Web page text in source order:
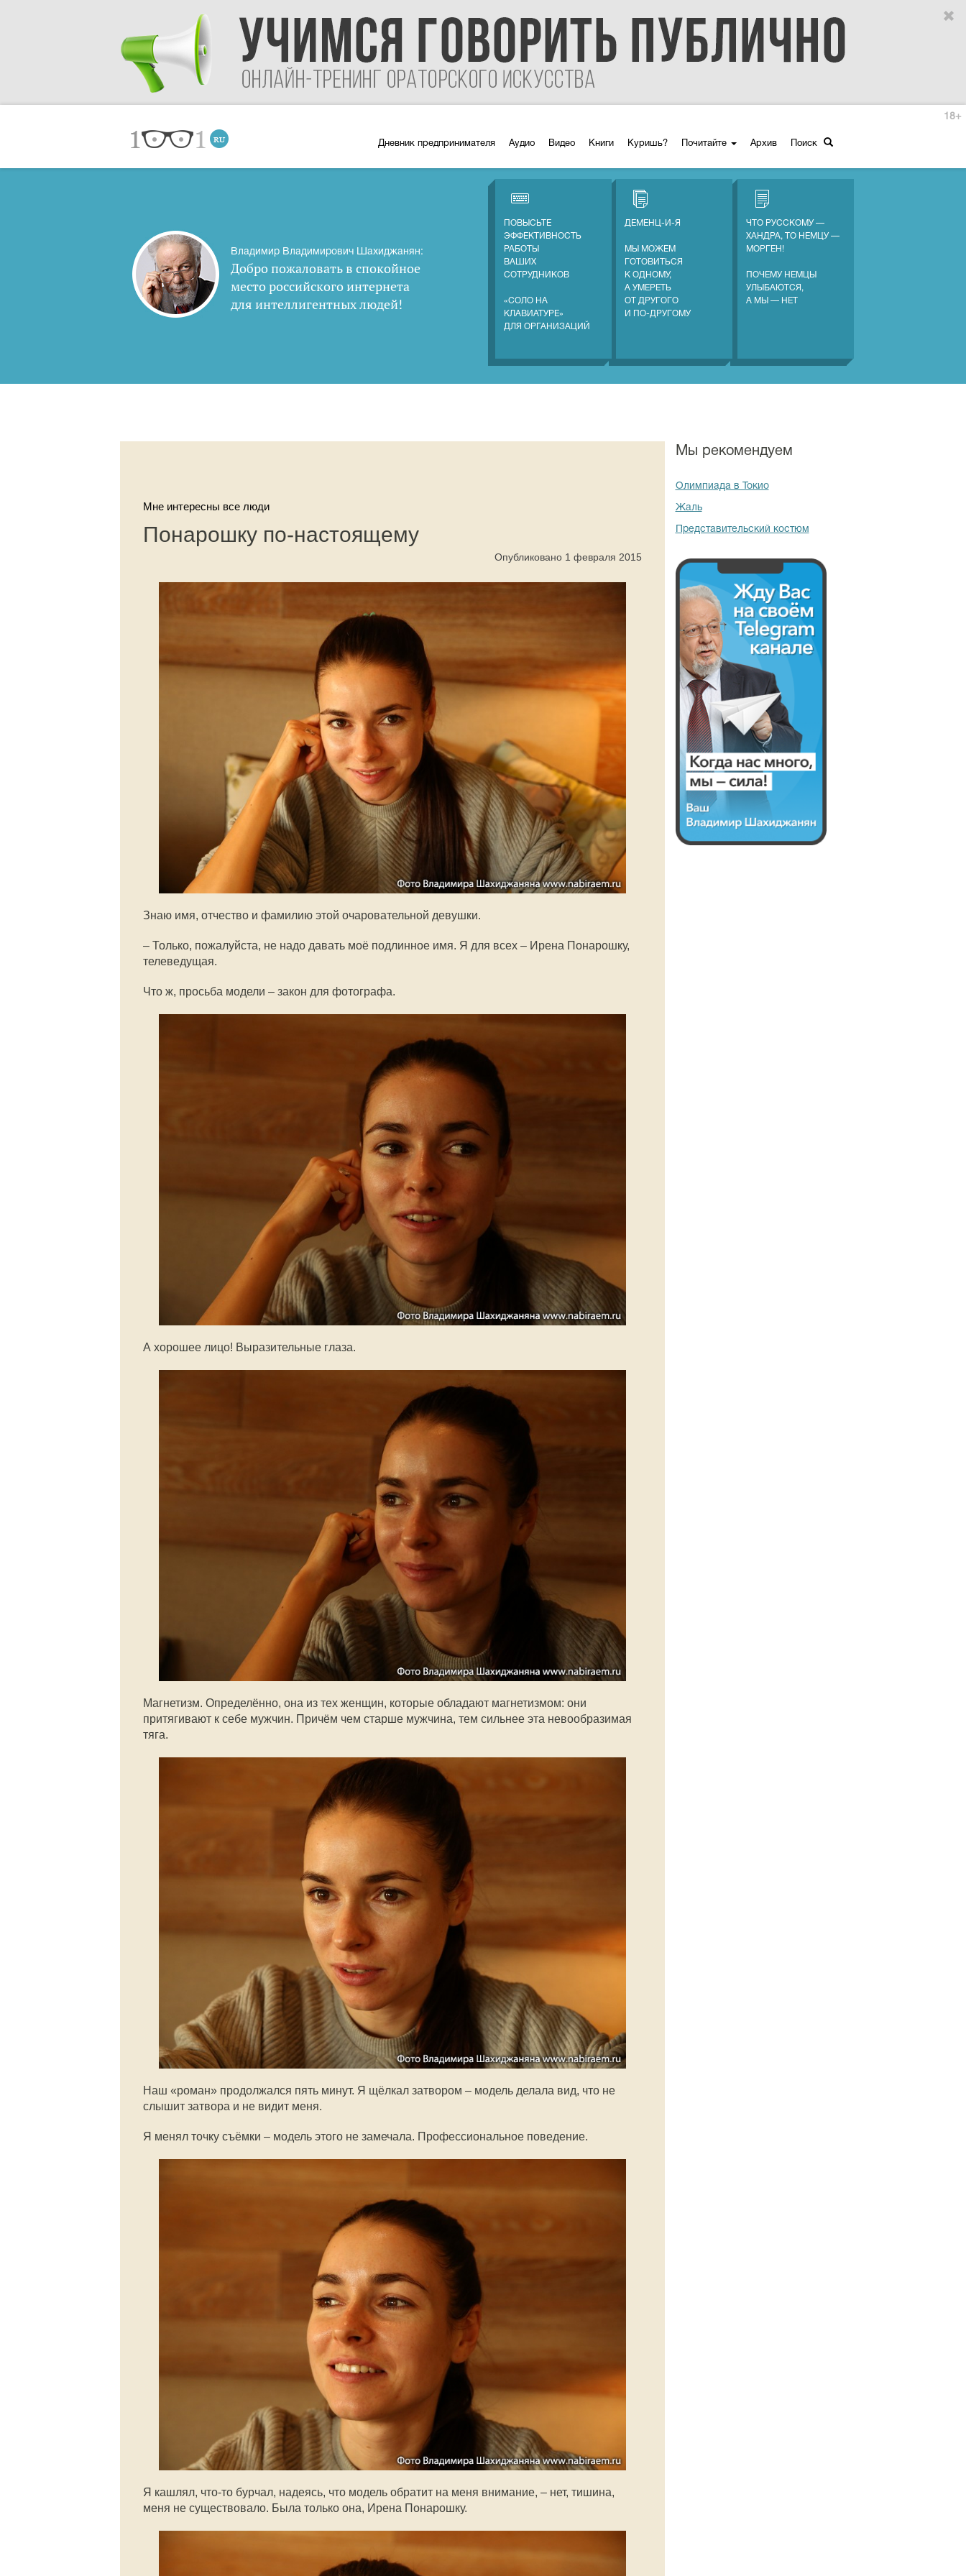
Дневник предпринимателя Аудио Видео Книги Куришь? Почитайте Архив Поиск
18+
Владимир Владимирович Шахиджанян:
Добро пожаловать в спокойное
место российского интернета
для интеллигентных людей!
ПОВЫСЬТЕ
ЭФФЕКТИВНОСТЬ
РАБОТЫ
ВАШИХ
СОТРУДНИКОВ
«СОЛО НА
КЛАВИАТУРЕ»
ДЛЯ ОРГАНИЗАЦИЙ
ДЕМЕНЦ-И-Я
МЫ МОЖЕМ
ГОТОВИТЬСЯ
К ОДНОМУ,
А УМЕРЕТЬ
ОТ ДРУГОГО
И ПО-ДРУГОМУ
ЧТО РУССКОМУ —
ХАНДРА, ТО НЕМЦУ —
МОРГЕН!
ПОЧЕМУ НЕМЦЫ
УЛЫБАЮТСЯ,
А МЫ — НЕТ
Мне интересны все люди
Понарошку по-настоящему
Опубликовано 1 февраля 2015
Знаю имя, отчество и фамилию этой очаровательной девушки.
– Только, пожалуйста, не надо давать моё подлинное имя. Я для всех – Ирена Понарошку,
телеведущая.
Что ж, просьба модели – закон для фотографа.
А хорошее лицо! Выразительные глаза.
Магнетизм. Определённо, она из тех женщин, которые обладают магнетизмом: они
притягивают к себе мужчин. Причём чем старше мужчина, тем сильнее эта невообразимая
тяга.
Наш «роман» продолжался пять минут. Я щёлкал затвором – модель делала вид, что не
слышит затвора и не видит меня.
Я менял точку съёмки – модель этого не замечала. Профессиональное поведение.
Я кашлял, что-то бурчал, надеясь, что модель обратит на меня внимание, – нет, тишина,
меня не существовало. Была только она, Ирена Понарошку.
Мы рекомендуем
Олимпиада в Токио
Жаль
Представительский костюм